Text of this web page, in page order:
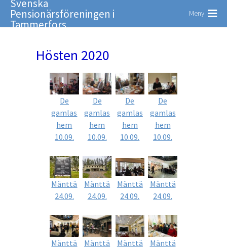
Svenska
Pensionärsföreningen i
Tammerfors
Meny
Hösten 2020
De
gamlas
hem
10.09.
De
gamlas
hem
10.09.
De
gamlas
hem
10.09.
De
gamlas
hem
10.09.
Mänttä
24.09.
Mänttä
24.09.
Mänttä
24.09.
Mänttä
24.09.
Mänttä
Mänttä
Mänttä
Mänttä